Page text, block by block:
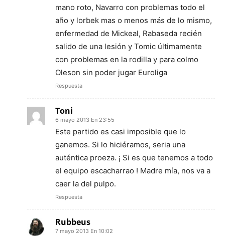
mano roto, Navarro con problemas todo el
año y lorbek mas o menos más de lo mismo,
enfermedad de Mickeal, Rabaseda recién
salido de una lesión y Tomic últimamente
con problemas en la rodilla y para colmo
Oleson sin poder jugar Euroliga
Respuesta
Toni
6 mayo 2013 En 23:55
Este partido es casi imposible que lo
ganemos. Si lo hiciéramos, seria una
auténtica proeza. ¡ Si es que tenemos a todo
el equipo escacharrao ! Madre mía, nos va a
caer la del pulpo.
Respuesta
Rubbeus
7 mayo 2013 En 10:02